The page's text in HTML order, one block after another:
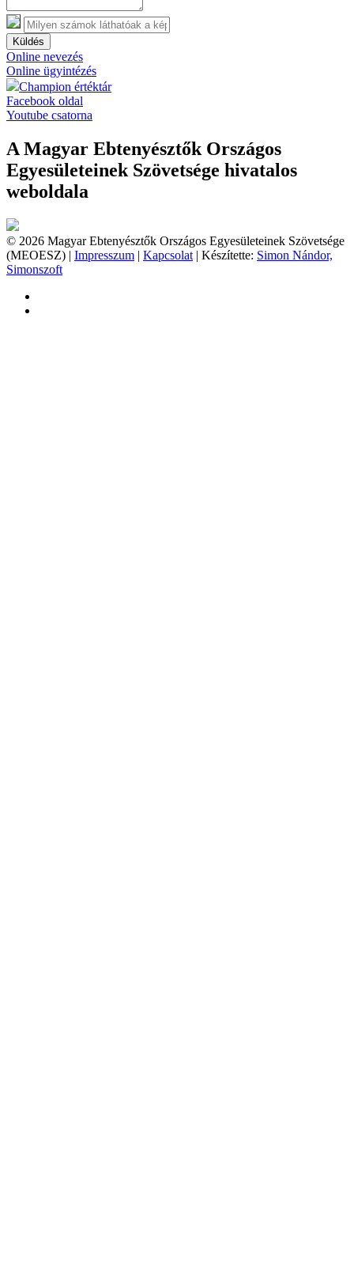
Küldés
Online nevezés
Online ügyintézés
Champion értéktár
Facebook oldal
Youtube csatorna
A Magyar Ebtenyésztők Országos
Egyesületeinek Szövetsége hivatalos
weboldala
© 2026 Magyar Ebtenyésztők Országos Egyesületeinek Szövetsége
(MEOESZ) | Impresszum | Kapcsolat | Készítette: Simon Nándor,
Simonszoft